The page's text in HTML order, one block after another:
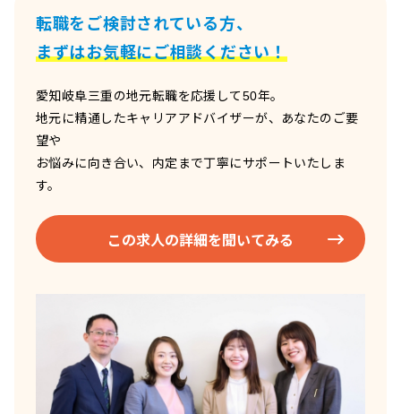
転職をご検討されている方、
まずはお気軽にご相談ください！
愛知岐阜三重の地元転職を応援して50年。
地元に精通したキャリアアドバイザーが、あなたのご要
望や
お悩みに向き合い、内定まで丁寧にサポートいたしま
す。
この求人の詳細を聞いてみる